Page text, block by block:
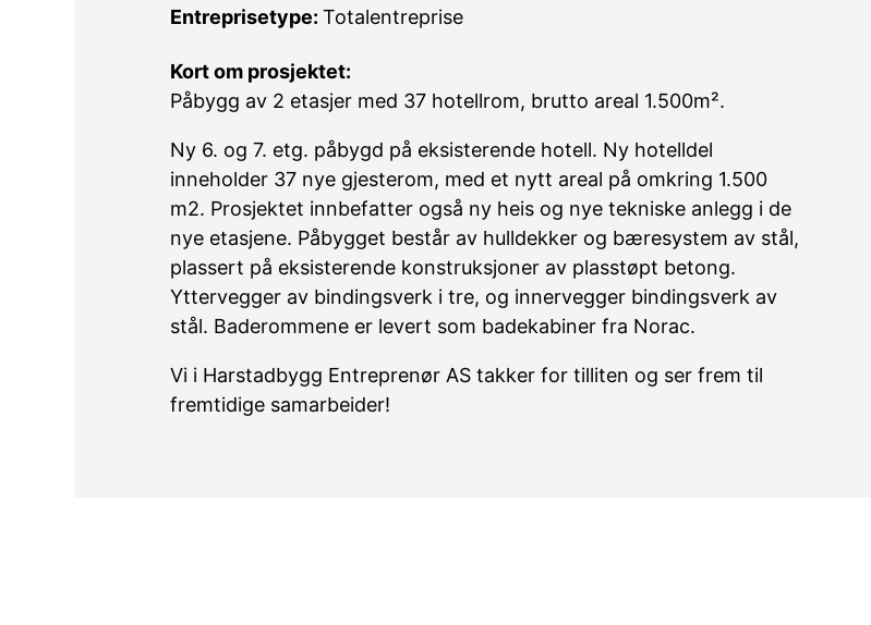
Entreprisetype:Totalentreprise
Kort om prosjektet:
Påbygg av 2 etasjer med 37 hotell­rom, brutto areal 1.500m².
Ny 6. og 7. etg. påbygd på eksisterende hotell. Ny hotelldel
inneholder 37 nye gjesterom, med et nytt areal på omkring 1.500
m2. Prosjektet innbefatter også ny heis og nye tekniske anlegg i de
nye etasjene. Påbygget består av hulldekker og bæresystem av stål,
plassert på eksisterende konstruksjoner av plasstøpt betong.
Yttervegger av bindingsverk i tre, og innervegger bindingsverk av
stål. Baderommene er levert som badekabiner fra Norac.
Vi i Harstadbygg Entreprenør AS takker for tilliten og ser frem til
fremtidige samarbeider!